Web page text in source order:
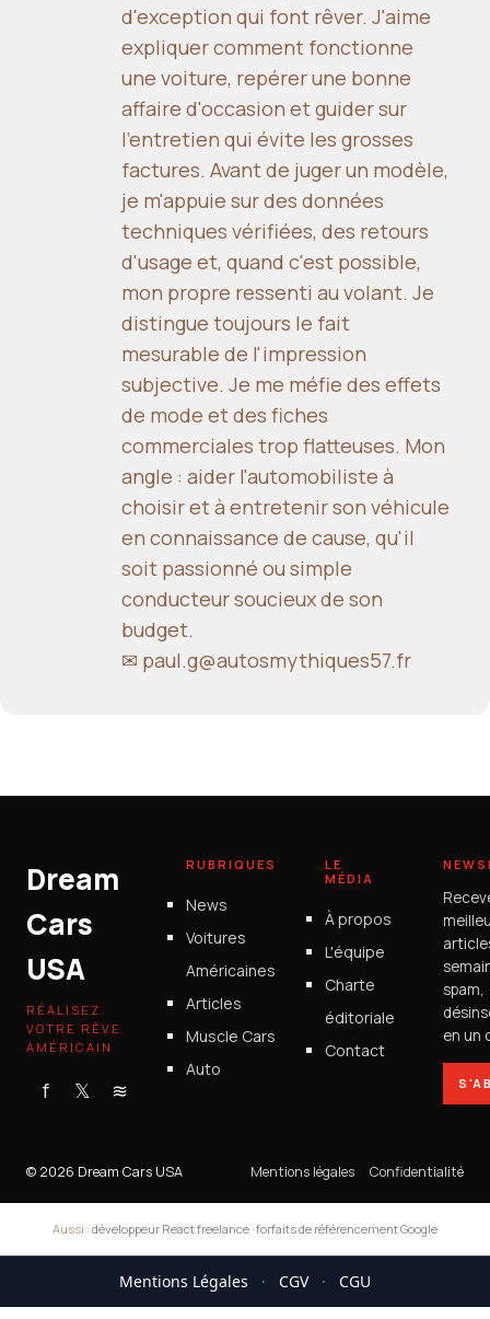
d'exception qui font rêver. J'aime
expliquer comment fonctionne
une voiture, repérer une bonne
affaire d'occasion et guider sur
l'entretien qui évite les grosses
factures. Avant de juger un modèle,
je m'appuie sur des données
techniques vérifiées, des retours
d'usage et, quand c'est possible,
mon propre ressenti au volant. Je
distingue toujours le fait
mesurable de l'impression
subjective. Je me méfie des effets
de mode et des fiches
commerciales trop flatteuses. Mon
angle : aider l'automobiliste à
choisir et à entretenir son véhicule
en connaissance de cause, qu'il
soit passionné ou simple
conducteur soucieux de son
budget.
✉ paul.g@autosmythiques57.fr
Dream
Cars
USA
RÉALISEZ
VOTRE RÊVE
AMÉRICAIN
f 𝕏 ≋
RUBRIQUES
News
Voitures
Américaines
Articles
Muscle Cars
Auto
LE
MÉDIA
À propos
L'équipe
Charte
éditoriale
Contact
spam,
en un
© 2026 Dream Cars USA Mentions légales Confidentialité
Aussi : développeur React freelance ·forfaits de référencement Google
Mentions Légales · CGV · CGU